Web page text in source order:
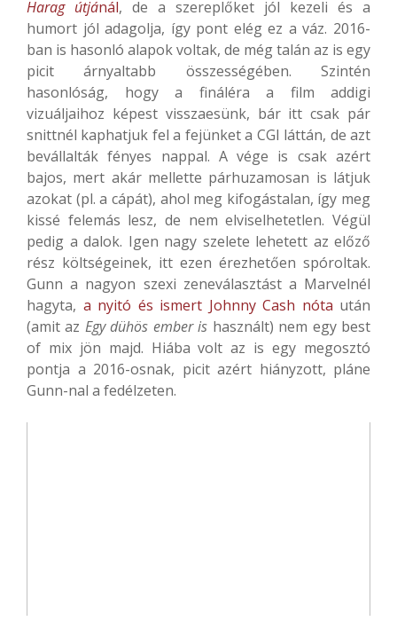
Harag útjánál, de a szereplőket jól kezeli és a
humort jól adagolja, így pont elég ez a váz. 2016-
ban is hasonló alapok voltak, de még talán az is egy
picit árnyaltabb összességében. Szintén
hasonlóság, hogy a fináléra a film addigi
vizuáljaihoz képest visszaesünk, bár itt csak pár
snittnél kaphatjuk fel a fejünket a CGI láttán, de azt
bevállalták fényes nappal. A vége is csak azért
bajos, mert akár mellette párhuzamosan is látjuk
azokat (pl. a cápát), ahol meg kifogástalan, így meg
kissé felemás lesz, de nem elviselhetetlen. Végül
pedig a dalok. Igen nagy szelete lehetett az előző
rész költségeinek, itt ezen érezhetően spóroltak.
Gunn a nagyon szexi zeneválasztást a Marvelnél
hagyta, a nyitó és ismert Johnny Cash nóta után
(amit az Egy dühös ember is használt) nem egy best
of mix jön majd. Hiába volt az is egy megosztó
pontja a 2016-osnak, picit azért hiányzott, pláne
Gunn-nal a fedélzeten.